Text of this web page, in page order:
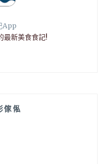
App
最新美食食記!
傢俬